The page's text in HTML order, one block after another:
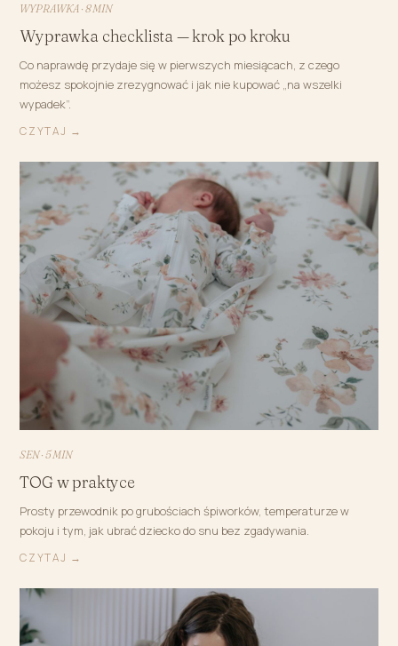
WYPRAWKA · 8 MIN
Wyprawka checklista — krok po kroku
Co naprawdę przydaje się w pierwszych miesiącach, z czego
możesz spokojnie zrezygnować i jak nie kupować „na wszelki
wypadek”.
CZYTAJ →
SEN · 5 MIN
TOG w praktyce
Prosty przewodnik po grubościach śpiworków, temperaturze w
pokoju i tym, jak ubrać dziecko do snu bez zgadywania.
CZYTAJ →